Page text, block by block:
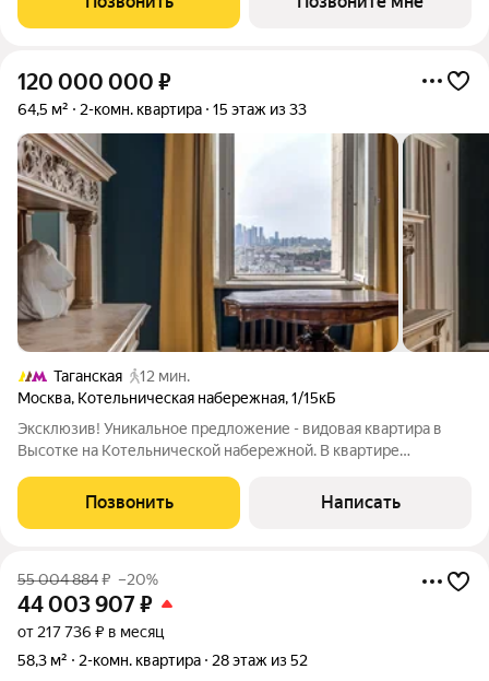
гардеробной с окном. ЭНИГМИЯ
120 000 000 ₽
64,5 м² 2-комн. квартира 15 этаж из 33
Таганская
12 мин.
Москва, Котельническая набережная,1/15кБ
Эксклюзив! Уникальное предложение - видовая квартира в
Высотке на Котельнической набережной. В квартире
Сохранены оригинальные паркет, окна, двери, лепнина, плитка.
В ближайшее время завершится
Позвонить Написать
55 004 884₽ –20%
44 003 907₽
от 217 736 ₽ в месяц
58,3 м²
2-комн. квартира 28 этаж из 52